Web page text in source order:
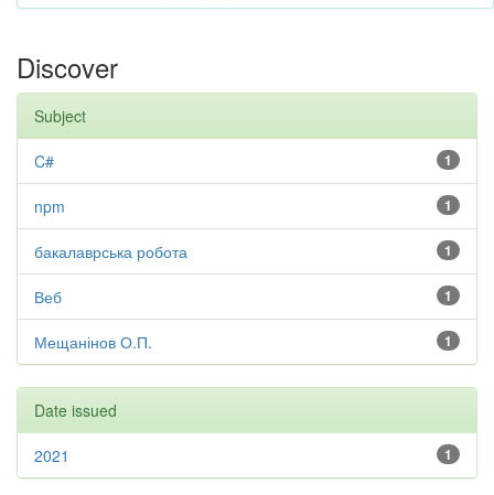
Discover
Subject
1
C#
1
npm
1
бакалаврська робота
1
Веб
1
Мещанінов О.П.
Date issued
1
2021